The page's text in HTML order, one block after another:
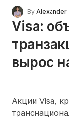
By Alexander
Visa:
вырос
Акции Visa,